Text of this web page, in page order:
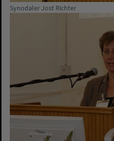
Synodaler Jost Richter